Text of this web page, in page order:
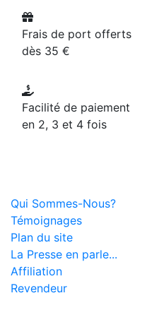
Frais de port offerts
dès 35 €
Facilité de paiement
en 2, 3 et 4 fois
Qui Sommes-Nous?
Témoignages
Plan du site
La Presse en parle...
Affiliation
Revendeur